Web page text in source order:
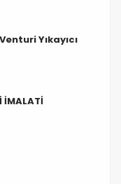
Yıkayıcı
İMALATİ